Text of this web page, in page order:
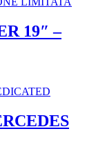
19″ –